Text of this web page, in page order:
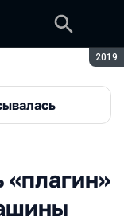
2019
«плагин»